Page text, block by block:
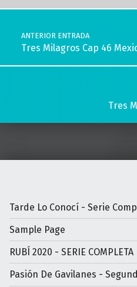
Navegación de entradas
ANTERIOR ENTRADA
Tres Milagros Cap 46
Tres
Tarde Lo Conocí - Serie
Sample Page
RUBÍ 2020 - SERIE COMPLETA
Pasión De Gavilanes -